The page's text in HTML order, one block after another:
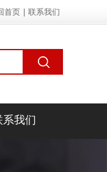
首页 联系我们
系我们